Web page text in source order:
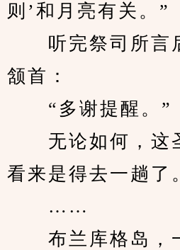
则’和月亮有关。”
听完祭司所言
颔首：
“多谢提醒。”
无论如何，这圣
看来是得去一趟了
……
布兰库格岛，